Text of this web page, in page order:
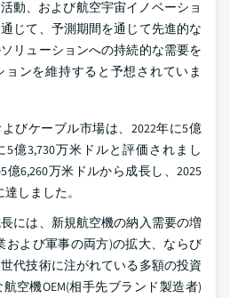
動、および航空宇宙イノベーショ
じて、予測期間を通じて先進的な
リューションへの持続的な需要を
ンを維持すると予想されていま
びケーブル市場は、2022年に5億
5億3,730万米ドルと評価されまし
億6,260万米ドルから成長し、2025
しました。
には、新規航空機の納入需要の増
および軍事の両方)の拡大、ならび
代技術に注がれている多額の投資
空機OEM(相手先ブランド製造者)